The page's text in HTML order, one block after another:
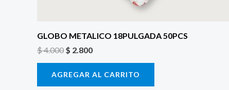
GLOBO METALICO 18PULGADA 50PCS
$4.000 $ 2.800
AGREGAR AL CARRITO